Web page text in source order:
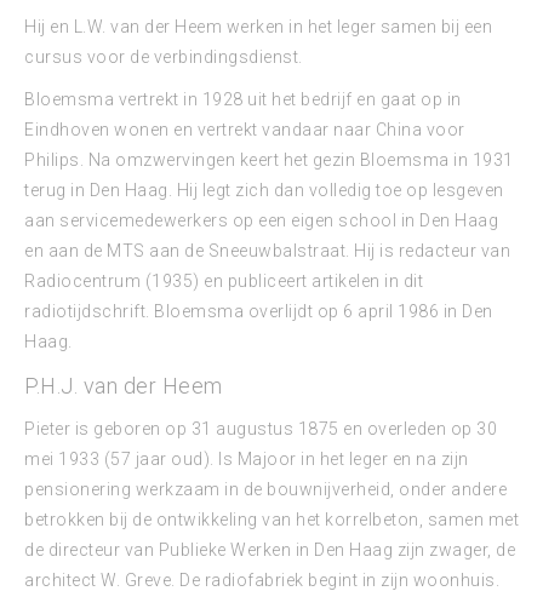
Hij en L.W. van der Heem werken in het leger samen bij een
cursus voor de verbindingsdienst.
Bloemsma vertrekt in 1928 uit het bedrijf en gaat op in
Eindhoven wonen en vertrekt vandaar naar China voor
Philips. Na omzwervingen keert het gezin Bloemsma in 1931
terug in Den Haag. Hij legt zich dan volledig toe op lesgeven
aan servicemedewerkers op een eigen school in Den Haag
en aan de MTS aan de Sneeuwbalstraat. Hij is redacteur van
Radiocentrum (1935) en publiceert artikelen in dit
radiotijdschrift. Bloemsma overlijdt op 6 april 1986 in Den
Haag.
P.H.J. van der Heem
Pieter is geboren op 31 augustus 1875 en overleden op 30
mei 1933 (57 jaar oud). Is Majoor in het leger en na zijn
pensionering werkzaam in de bouwnijverheid, onder andere
betrokken bij de ontwikkeling van het korrelbeton, samen met
de directeur van Publieke Werken in Den Haag zijn zwager, de
architect W. Greve. De radiofabriek begint in zijn woonhuis.